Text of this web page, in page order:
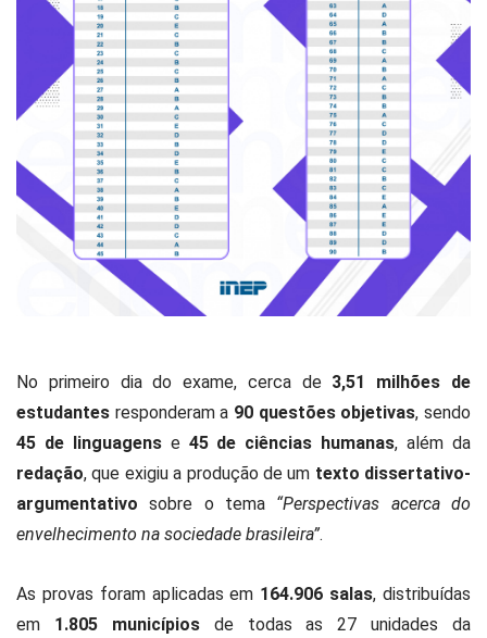
No primeiro dia do exame, cerca de 3,51 milhões de
estudantes responderam a 90 questões objetivas, sendo
45 de linguagense 45 de ciências humanas, além da
redação, que exigiu a produção de um texto dissertativo-
argumentativo sobre o tema “Perspectivas acerca do
envelhecimento na sociedade brasileira”.
As provas foram aplicadas em 164.906 salas, distribuídas
em 1.805 municípiosde todas as 27 unidades da